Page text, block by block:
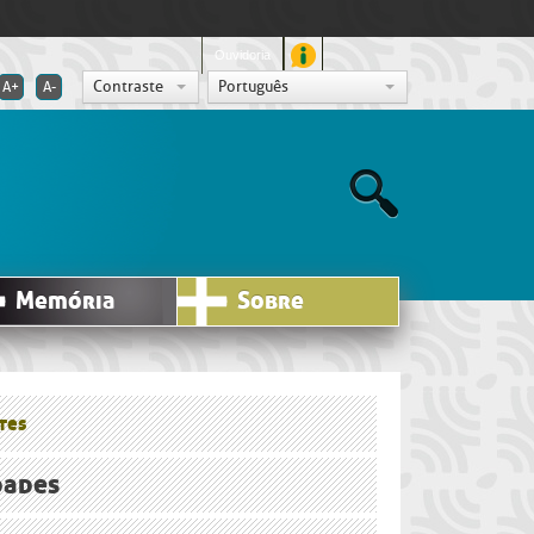
Ouvidoria
A+ A- Contraste Português
Memória Sobre